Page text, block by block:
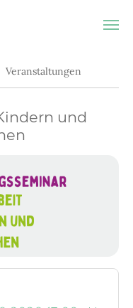
Veranstaltungen
und